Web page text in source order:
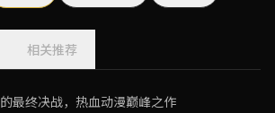
相关推荐
最终决战，热血动漫巅峰之作